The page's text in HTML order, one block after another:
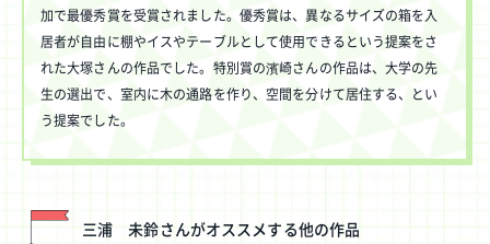
加で最優秀賞を受賞されました。優秀賞は、異なるサイズの箱を入
居者が自由に棚やイスやテーブルとして使用できるという提案をさ
れた大塚さんの作品でした。特別賞の濱崎さんの作品は、大学の先
生の選出で、室内に木の通路を作り、空間を分けて居住する、とい
う提案でした。
三浦 未鈴さんがオススメする他の作品